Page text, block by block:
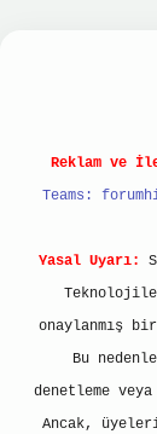
Reklam ve
Teams:
Yasal Uyarı:
onaylanmış
Bu
denetleme veya
Ancak,